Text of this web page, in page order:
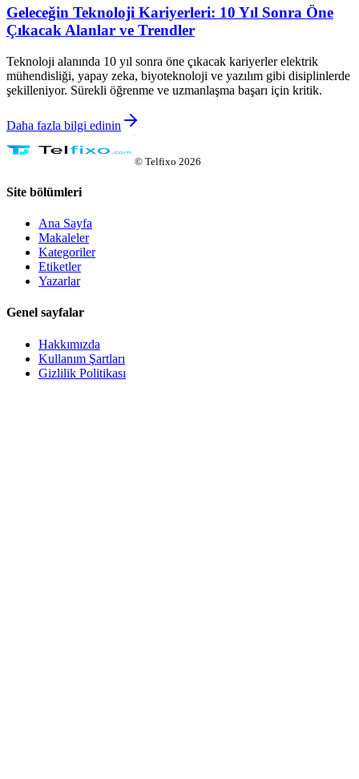
Geleceğin Teknoloji Kariyerleri: 10 Yıl Sonra Öne
Çıkacak Alanlar ve Trendler
Teknoloji alanında 10 yıl sonra öne çıkacak kariyerler elektrik
mühendisliği, yapay zeka, biyoteknoloji ve yazılım gibi disiplinlerde
şekilleniyor. Sürekli öğrenme ve uzmanlaşma başarı için kritik.
Daha fazla bilgi edinin
© Telfixo 2026
Site bölümleri
Ana Sayfa
Makaleler
Kategoriler
Etiketler
Yazarlar
Genel sayfalar
Hakkımızda
Kullanım Şartları
Gizlilik Politikası